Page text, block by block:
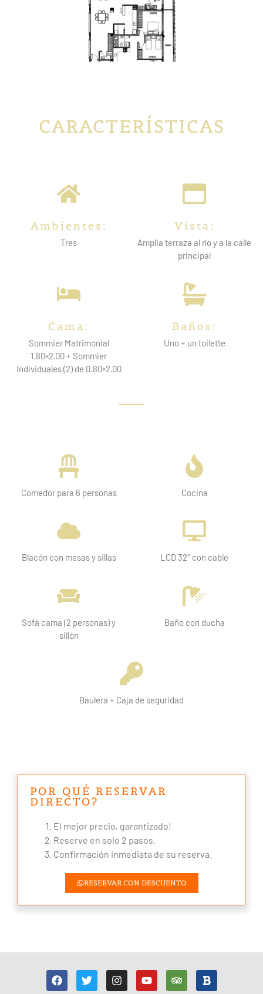
CARACTERÍSTICAS
Ambientes:
Tres
Vista:
Amplia terraza al río y a la calle
principal
Cama:
Sommier Matrimonial
1.80×2.00 + Sommier
Individuales (2) de 0.80×2.00
Baños:
Uno + un toilette
Comedor para 6 personas Cocina
Blacón con mesas y sillas LCD 32″ con cable
Sofá cama (2 personas) y
sillón
Baño con ducha
Baulera + Caja de seguridad
POR QUÉ RESERVAR
DIRECTO?
El mejor precio, garantizado!
Reserve en solo 2 pasos.
Confirmación inmediata de su reserva.
RESERVAR CON DESCUENTO